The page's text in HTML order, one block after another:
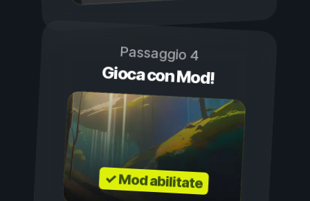
Passaggio 4
Gioca con Mod!
✓ Mod abilitate